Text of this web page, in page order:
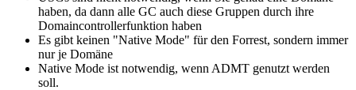
haben, da dann alle GC auch diese Gruppen durch ihre
Domaincontrollerfunktion haben
Es gibt keinen "Native Mode" für den Forrest, sondern immer
nur je Domäne
Native Mode ist notwendig, wenn ADMT genutzt werden
soll.